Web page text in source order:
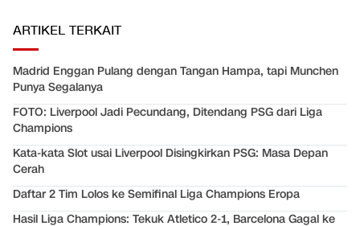
ARTIKEL TERKAIT
Madrid Enggan Pulang dengan Tangan Hampa, tapi Munchen
Punya Segalanya
FOTO: Liverpool Jadi Pecundang, Ditendang PSG dari Liga
Champions
Kata-kata Slot usai Liverpool Disingkirkan PSG: Masa Depan
Cerah
Daftar 2 Tim Lolos ke Semifinal Liga Champions Eropa
Hasil Liga Champions: Tekuk Atletico 2-1, Barcelona Gagal ke